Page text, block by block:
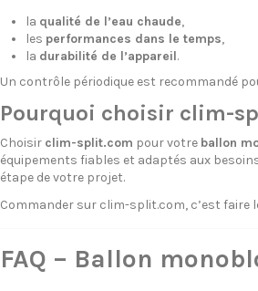
la qualité de l’eau chaude,
les performances dans le temps,
la durabilité de l’appareil.
Un contrôle périodique est recommandé
Pourquoi choisir clim-
Choisir clim-split.com pour votre ballon
équipements fiables et adaptés aux
étape de votre projet.
Commander sur clim-split.com, c’est faire
FAQ – Ballon